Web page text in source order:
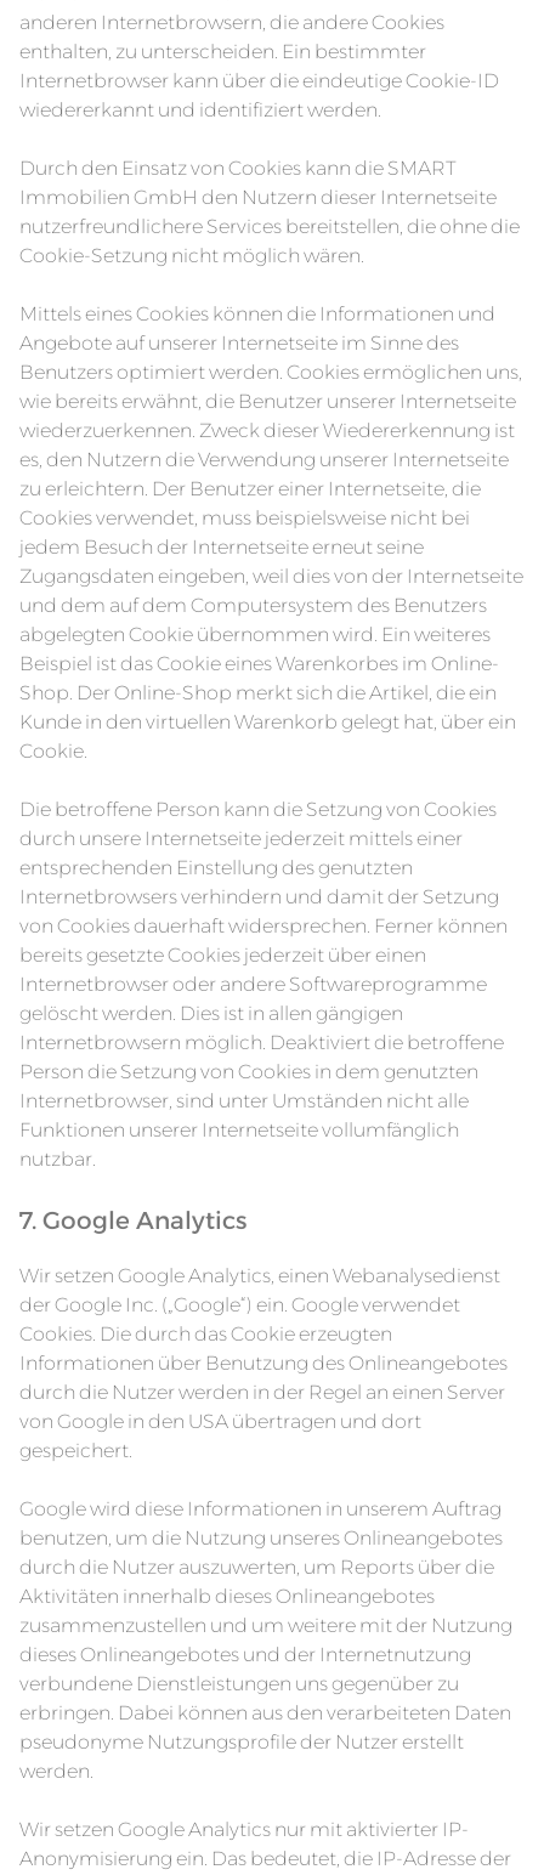
anderen Internetbrowsern, die andere Cookies
enthalten, zu unterscheiden. Ein bestimmter
Internetbrowser kann über die eindeutige Cookie-ID
wiedererkannt und identifiziert werden.
Durch den Einsatz von Cookies kann die SMART
Immobilien GmbH den Nutzern dieser Internetseite
nutzerfreundlichere Services bereitstellen, die ohne die
Cookie-Setzung nicht möglich wären.
Mittels eines Cookies können die Informationen und
Angebote auf unserer Internetseite im Sinne des
Benutzers optimiert werden. Cookies ermöglichen uns,
wie bereits erwähnt, die Benutzer unserer Internetseite
wiederzuerkennen. Zweck dieser Wiedererkennung ist
es, den Nutzern die Verwendung unserer Internetseite
zu erleichtern. Der Benutzer einer Internetseite, die
Cookies verwendet, muss beispielsweise nicht bei
jedem Besuch der Internetseite erneut seine
Zugangsdaten eingeben, weil dies von der Internetseite
und dem auf dem Computersystem des Benutzers
abgelegten Cookie übernommen wird. Ein weiteres
Beispiel ist das Cookie eines Warenkorbes im Online-
Shop. Der Online-Shop merkt sich die Artikel, die ein
Kunde in den virtuellen Warenkorb gelegt hat, über ein
Cookie.
Die betroffene Person kann die Setzung von Cookies
durch unsere Internetseite jederzeit mittels einer
entsprechenden Einstellung des genutzten
Internetbrowsers verhindern und damit der Setzung
von Cookies dauerhaft widersprechen. Ferner können
bereits gesetzte Cookies jederzeit über einen
Internetbrowser oder andere Softwareprogramme
gelöscht werden. Dies ist in allen gängigen
Internetbrowsern möglich. Deaktiviert die betroffene
Person die Setzung von Cookies in dem genutzten
Internetbrowser, sind unter Umständen nicht alle
Funktionen unserer Internetseite vollumfänglich
nutzbar.
7. Google Analytics
Wir setzen Google Analytics, einen Webanalysedienst
der Google Inc. („Google“) ein. Google verwendet
Cookies. Die durch das Cookie erzeugten
Informationen über Benutzung des Onlineangebotes
durch die Nutzer werden in der Regel an einen Server
von Google in den USA übertragen und dort
gespeichert.
Google wird diese Informationen in unserem Auftrag
benutzen, um die Nutzung unseres Onlineangebotes
durch die Nutzer auszuwerten, um Reports über die
Aktivitäten innerhalb dieses Onlineangebotes
zusammenzustellen und um weitere mit der Nutzung
dieses Onlineangebotes und der Internetnutzung
verbundene Dienstleistungen uns gegenüber zu
erbringen. Dabei können aus den verarbeiteten Daten
pseudonyme Nutzungsprofile der Nutzer erstellt
werden.
Wir setzen Google Analytics nur mit aktivierter IP-
Anonymisierung ein. Das bedeutet, die IP-Adresse der